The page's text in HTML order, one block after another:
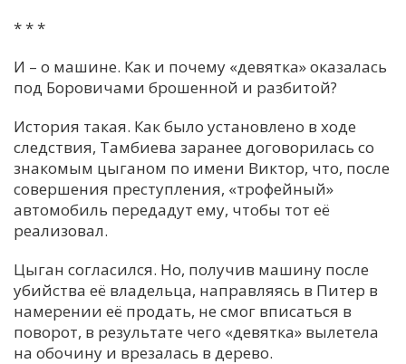
* * *
И – о машине. Как и почему «девятка» оказалась
под Боровичами брошенной и разбитой?
История такая. Как было установлено в ходе
следствия, Тамбиева заранее договорилась со
знакомым цыганом по имени Виктор, что, после
совершения преступления, «трофейный»
автомобиль передадут ему, чтобы тот её
реализовал.
Цыган согласился. Но, получив машину после
убийства её владельца, направляясь в Питер в
намерении её продать, не смог вписаться в
поворот, в результате чего «девятка» вылетела
на обочину и врезалась в дерево.